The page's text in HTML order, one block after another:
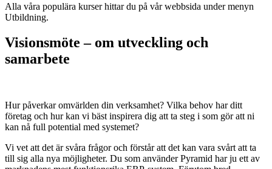
Alla våra populära kurser hittar du på vår webbsida under menyn
Utbildning.
Visionsmöte – om utveckling och
samarbete
Hur påverkar omvärlden din verksamhet? Vilka behov har ditt
företag och hur kan vi bäst inspirera dig att ta steg i som gör att ni
kan nå full potential med systemet?
Vi vet att det är svåra frågor och förstår att det kan vara svårt att ta
till sig alla nya möjligheter. Du som använder Pyramid har ju ett av